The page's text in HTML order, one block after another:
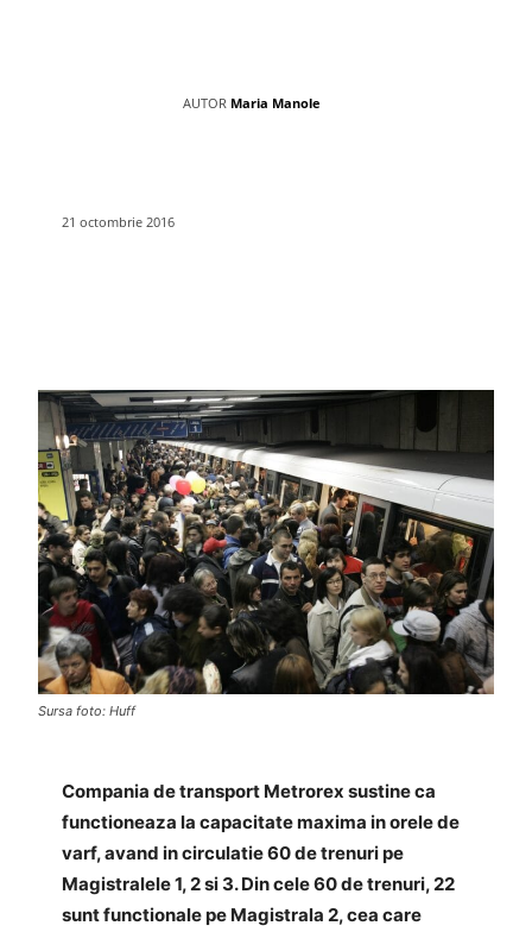
AUTOR Maria Manole
21 octombrie 2016
Sursa foto: Huff
Compania de transport Metrorex sustine ca
functioneaza la capacitate maxima in orele de
varf, avand in circulatie 60 de trenuri pe
Magistralele 1, 2 si 3. Din cele 60 de trenuri, 22
sunt functionale pe Magistrala 2, cea care